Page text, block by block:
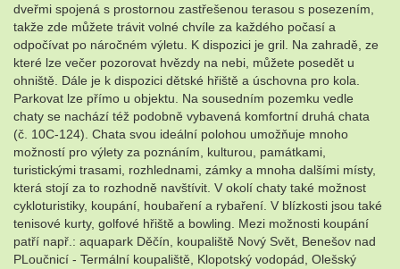
dveřmi spojená s prostornou zastřešenou terasou s posezením,
takže zde můžete trávit volné chvíle za každého počasí a
odpočívat po náročném výletu. K dispozici je gril. Na zahradě, ze
které lze večer pozorovat hvězdy na nebi, můžete posedět u
ohniště. Dále je k dispozici dětské hřiště a úschovna pro kola.
Parkovat lze přímo u objektu. Na sousedním pozemku vedle
chaty se nachází též podobně vybavená komfortní druhá chata
(č. 10C-124). Chata svou ideální polohou umožňuje mnoho
možností pro výlety za poznáním, kulturou, památkami,
turistickými trasami, rozhlednami, zámky a mnoha dalšími místy,
která stojí za to rozhodně navštívit. V okolí chaty také možnost
cykloturistiky, koupání, houbaření a rybaření. V blízkosti jsou také
tenisové kurty, golfové hřiště a bowling. Mezi možnosti koupání
patří např.: aquapark Děčín, koupaliště Nový Svět, Benešov nad
PLoučnicí - Termální koupaliště, Klopotský vodopád, Olešský